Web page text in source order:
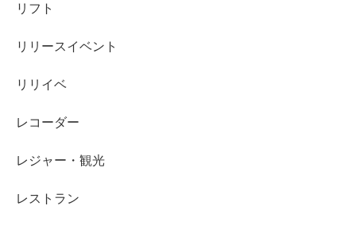
リフト
リリースイベント
リリイベ
レコーダー
レジャー・観光
レストラン